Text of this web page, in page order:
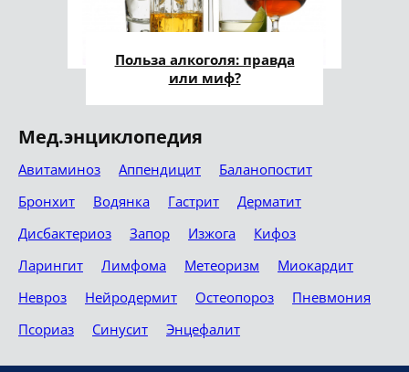
Польза алкоголя: правда
или миф?
Мед.энциклопедия
Авитаминоз Аппендицит
Баланопостит
Бронхит
Водянка Гастрит
Дерматит
Дисбактериоз
Запор Изжога
Кифоз
Ларингит
Лимфома Метеоризм
Миокардит
Невроз
Нейродермит Остеопороз
Пневмония
Псориаз
Синусит Энцефалит